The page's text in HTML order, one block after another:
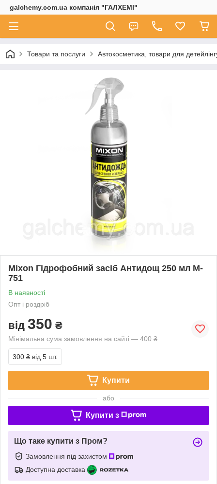
galchemy.com.ua компанія "ГАЛХЕМІ"
Товари та послуги Автокосметика, товари для
Mixon Гідрофобний засіб Антидощ 250 мл M-
751
В наявності
Опт і роздріб
від 350 ₴
Мінімальна сума замовлення на сайті — 400 ₴
300 ₴ від 5 шт.
Купити
або
Купити з
Що таке купити з Пром?
Замовлення під захистом
Доступна доставка